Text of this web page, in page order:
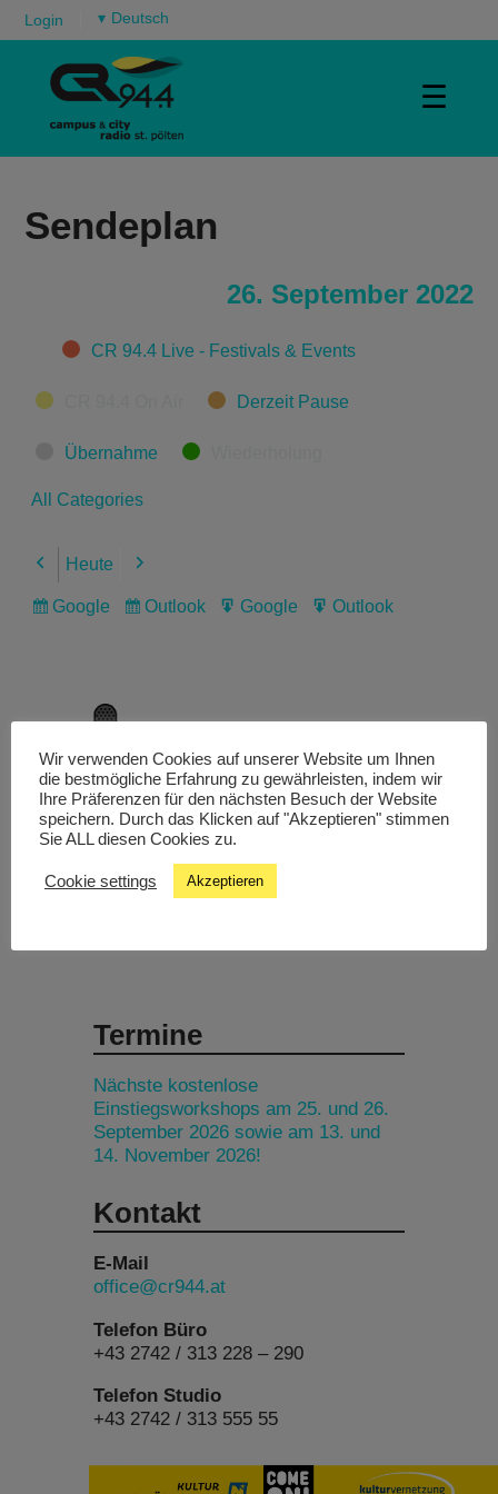
Login ▾
☰
Sendeplan
26. September 2022
CategoriesCR 94.4 Live - Festivals & Events
Derzeit Pause
Übernahme
All Categories
Previous
Heute Next
Subscribe
Google
Subscribe
Outlook
Export
Google
Export
Outlook
Livestream
Studiochat
Termine
Nächste kostenlose
Einstiegsworkshops am 25. und 26.
September 2026 sowie am 13. und
14. November 2026!
Kontakt
E-Mail
office@cr944.at
Telefon Büro
+43 2742 / 313 228 – 290
Telefon Studio
+43 2742 / 313 555 55
Wir verwenden Cookies auf unserer Website um Ihnen
die bestmögliche Erfahrung zu gewährleisten, indem wir
Ihre Präferenzen für den nächsten Besuch der Website
speichern. Durch das Klicken auf "Akzeptieren" stimmen
Sie ALL diesen Cookies zu.
Cookie settings Akzeptieren